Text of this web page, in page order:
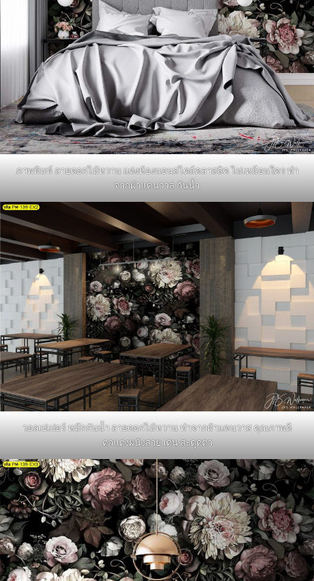
ภาพพิมพ์ ลายดอกไม้หวาน แต่งห้องนอนสไตล์คลาสสิค ไม่เหมือนใคร ทำ
จากผ้าแคนวาส กันน้ำ
วอลเปเปอร์ หมึกกันน้ำ ลายดอกไม้หวาน ทำจากผ้าแคนวาส คุณภาพดี
ตกแต่งผนังสวย เด่น สะดุดตา